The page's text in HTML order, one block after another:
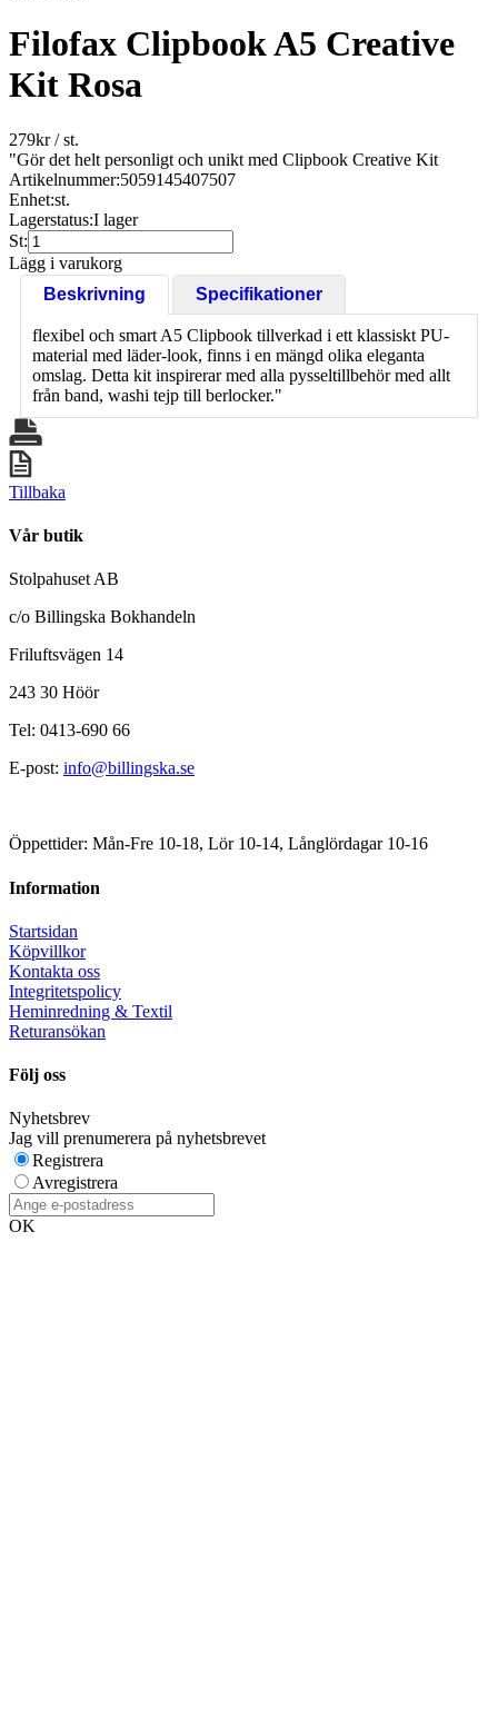
Filofax Clipbook A5 Creative
Kit Rosa
279kr/ st.
"Gör det helt personligt och unikt med Clipbook Creative Kit
Artikelnummer:5059145407507
Enhet:st.
Lagerstatus:I lager
St:
Lägg i varukorg
Beskrivning
Specifikationer
flexibel och smart A5 Clipbook tillverkad i ett klassiskt PU-
material med läder-look, finns i en mängd olika eleganta
omslag. Detta kit inspirerar med alla pysseltillbehör med allt
från band, washi tejp till berlocker."
Tillbaka
Vår butik
Stolpahuset AB
c/o Billingska Bokhandeln
Friluftsvägen 14
243 30 Höör
Tel: 0413-690 66
E-post: info@billingska.se
Öppettider: Mån-Fre 10-18, Lör 10-14, Långlördagar 10-16
Information
Startsidan
Köpvillkor
Kontakta oss
Integritetspolicy
Heminredning & Textil
Returansökan
Följ oss
Nyhetsbrev
Jag vill prenumerera på nyhetsbrevet
Registrera
Avregistrera
OK